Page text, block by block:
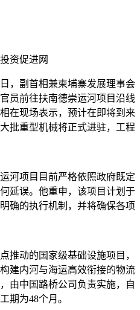
资促进网
，副首相兼柬埔寨发展理事会
员前往扶南德崇运河项目沿线
在现场表示，预计在即将到来
批重型机械将正式进驻，工程
河项目目前严格依照政府既定
延误。他重申，该项目计划于
确的执行机制，并将确保各项
推动的国家级基础设施项目，
建内河与海运高效衔接的物流
由中国路桥公司负责实施，自
期为48个月。